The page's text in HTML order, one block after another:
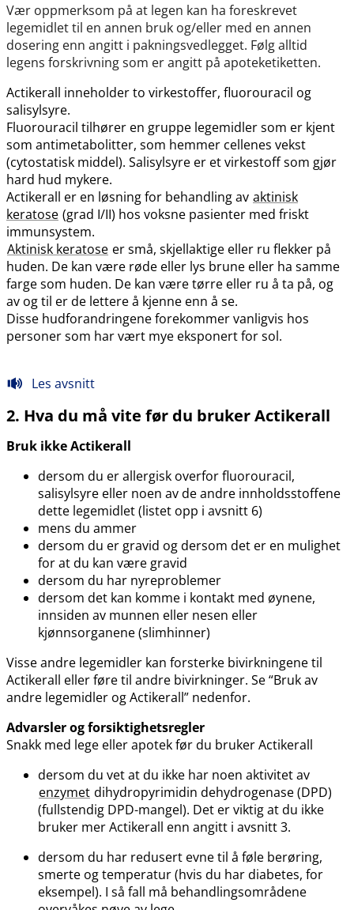
Vær oppmerksom på at legen kan ha foreskrevet
legemidlet til en annen bruk og​/​eller med en annen
dosering enn angitt i pakningsvedlegget. Følg alltid
legens forskrivning som er angitt på apoteketiketten.
Actikerall inneholder to virkestoffer, fluorouracil og
salisylsyre.
Fluorouracil tilhører en gruppe legemidler som er kjent
som antimetabolitter, som hemmer cellenes vekst
(cytostatisk middel). Salisylsyre er et virkestoff som gjør
hard hud mykere.
Actikerall er en løsning for behandling av aktinisk
keratose (grad I​/​II) hos voksne pasienter med friskt
immunsystem.
Aktinisk keratose er små, skjellaktige eller ru flekker på
huden. De kan være røde eller lys brune eller ha samme
farge som huden. De kan være tørre eller ru å ta på, og
av og til er de lettere å kjenne enn å se.
Disse hudforandringene forekommer vanligvis hos
personer som har vært mye eksponert for sol.
Les avsnitt
2. Hva du må vite før du bruker Actikerall
Bruk ikke Actikerall
dersom du er allergisk overfor fluorouracil,
salisylsyre eller noen av de andre innholdsstoffene
dette legemidlet (listet opp i avsnitt 6)
mens du ammer
dersom du er gravid og dersom det er en mulighet
for at du kan være gravid
dersom du har nyreproblemer
dersom det kan komme i kontakt med øynene,
innsiden av munnen eller nesen eller
kjønnsorganene (slimhinner)
Visse andre legemidler kan forsterke bivirkningene til
Actikerall eller føre til andre bivirkninger. Se “Bruk av
andre legemidler og Actikerall” nedenfor.
Advarsler og forsiktighetsregler
Snakk med lege eller apotek før du bruker Actikerall
dersom du vet at du ikke har noen aktivitet av
enzymet dihydropyrimidin dehydrogenase (DPD)
(fullstendig DPD-mangel). Det er viktig at du ikke
bruker mer Actikerall enn angitt i avsnitt 3.
dersom du har redusert evne til å føle berøring,
smerte og temperatur (hvis du har diabetes, for
eksempel). I så fall må behandlingsområdene